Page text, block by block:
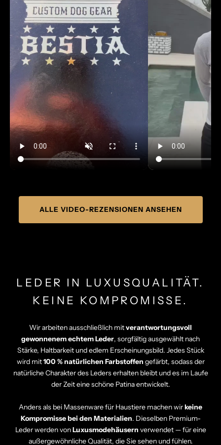
ALLE VIDEO-REZENSIONEN ANSEHEN
LEDER IN LUXUSQUALITÄT.
KEINE KOMPROMISSE.
Wir arbeiten ausschließlich mitverantwortungsvoll
gewonnenem echtem Leder, sorgfältig ausgewählt nach
Stärke, Haltbarkeit und edlem Erscheinungsbild. Jedes Stück
wird mit100 % natürlichen Farbstoffen gefärbt, sodass der
natürliche Charakter des Leders erhalten bleibt und es im Laufe
der Zeit eine schöne Patina entwickelt.
Anders als bei Massenware für Haustiere machen wirkeine
Kompromisse bei den Materialien. Dieselben Premium-
Leder werden vonLuxusmodehäusern verwendet — für eine
außergewöhnliche Qualität, die Sie sehen und fühlen.